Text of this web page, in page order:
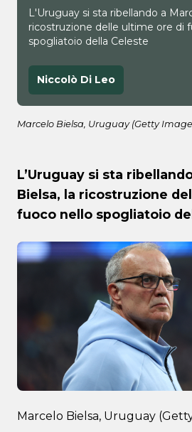
L'Uruguay si sta ribellando a
ricostruzione delle ultime ore di
spogliatoio della Celeste
Niccolò Di Leo
Marcelo Bielsa, Uruguay (Getty
L’Uruguay si sta
Bielsa, la ricostruzione
fuoco nello spogliatoio
Marcelo Bielsa, Uruguay